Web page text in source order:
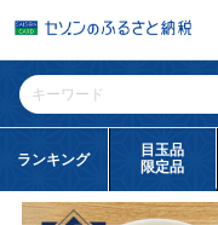
ランキング
目玉品
限定品